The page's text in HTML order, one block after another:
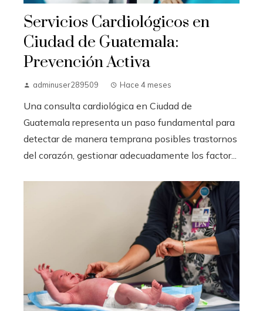
Servicios Cardiológicos en
Ciudad de Guatemala:
Prevención Activa
adminuser289509 Hace 4 meses
Una consulta cardiológica en Ciudad de
Guatemala representa un paso fundamental para
detectar de manera temprana posibles trastornos
del corazón, gestionar adecuadamente los factor...